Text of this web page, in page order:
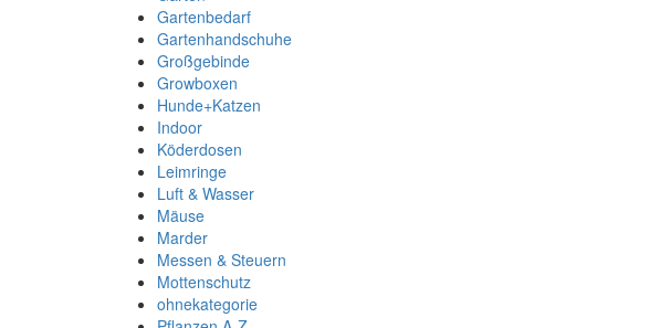
Gartenbedarf
Gartenhandschuhe
Großgebinde
Growboxen
Hunde+Katzen
Indoor
Köderdosen
Leimringe
Luft & Wasser
Mäuse
Marder
Messen & Steuern
Mottenschutz
ohnekategorie